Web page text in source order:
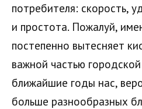
потребителя: скорость,
и простота. Пожалуй,
постепенно вытесняет
важной частью
ближайшие годы нас,
больше разнообразных